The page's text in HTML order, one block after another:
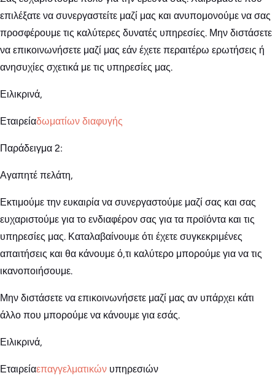
επιλέξατε να συνεργαστείτε μαζί μας και ανυπομονούμε να σας
προσφέρουμε τις καλύτερες δυνατές υπηρεσίες. Μην διστάσετε
να επικοινωνήσετε μαζί μας εάν έχετε περαιτέρω ερωτήσεις ή
ανησυχίες σχετικά με τις υπηρεσίες μας.
Ειλικρινά,
Εταιρείαδωματίων διαφυγής
Παράδειγμα 2:
Αγαπητέ πελάτη,
Εκτιμούμε την ευκαιρία να συνεργαστούμε μαζί σας και σας
ευχαριστούμε για το ενδιαφέρον σας για τα προϊόντα και τις
υπηρεσίες μας. Καταλαβαίνουμε ότι έχετε συγκεκριμένες
απαιτήσεις και θα κάνουμε ό,τι καλύτερο μπορούμε για να τις
ικανοποιήσουμε.
Μην διστάσετε να επικοινωνήσετε μαζί μας αν υπάρχει κάτι
άλλο που μπορούμε να κάνουμε για εσάς.
Ειλικρινά,
Εταιρείαεπαγγελματικών υπηρεσιών